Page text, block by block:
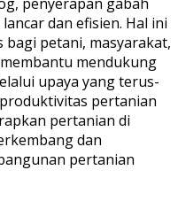
dan efisien. Hal ini
petani, masyarakat,
mendukung
upaya yang terus-
pertanian
pertanian di
dan
pertanian